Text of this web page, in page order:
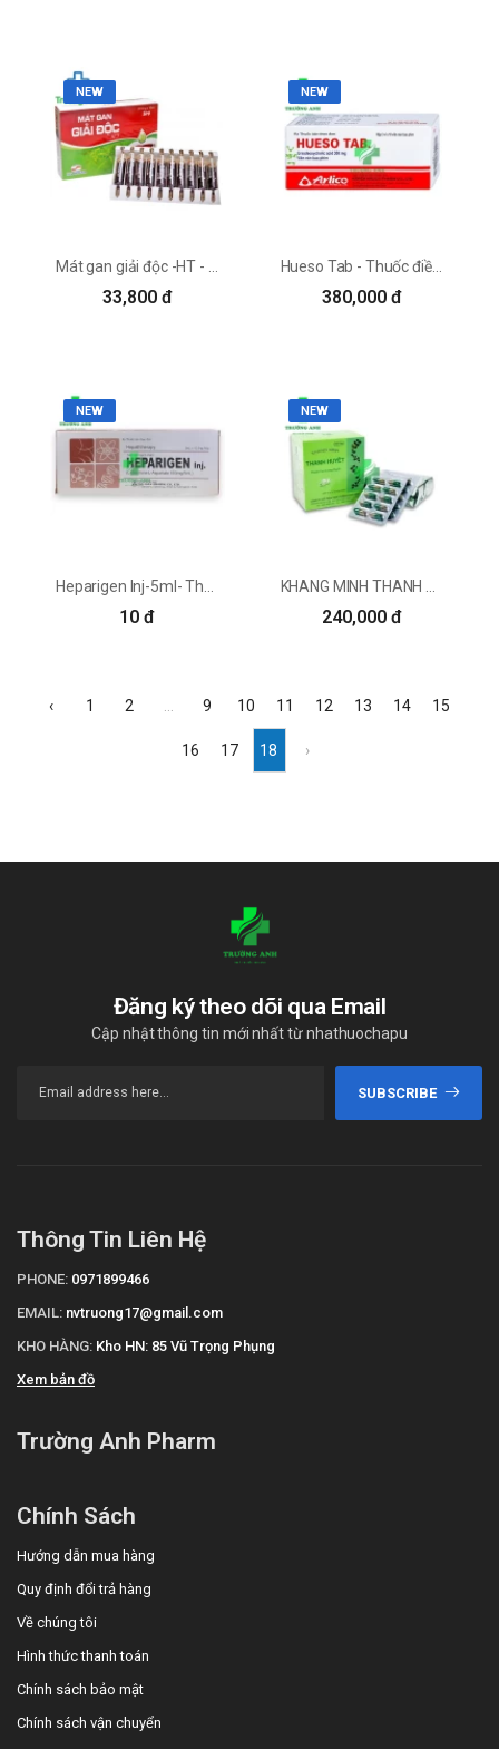
NEW
33,800 đ
NEW
Hueso Tab - Thuốc điều trị sỏi mật và xơ gan của Hàn Quốc
380,000 đ
NEW
10 đ
NEW
240,000 đ
‹ 1 2 9 10 11 12 13 14 15
16 17 18 ›
Đăng ký theo dõi qua Email
Cập nhật thông tin mới nhất từ nhathuochapu
SUBSCRIBE
Thông Tin Liên Hệ
PHONE: 0971899466
EMAIL: nvtruong17@gmail.com
KHO HÀNG: Kho HN: 85 Vũ Trọng Phụng
Xem bản đồ
Trường Anh Pharm
Chính Sách
Hướng dẫn mua hàng
Quy định đổi trả hàng
Về chúng tôi
Hình thức thanh toán
Chính sách bảo mật
Chính sách vận chuyển